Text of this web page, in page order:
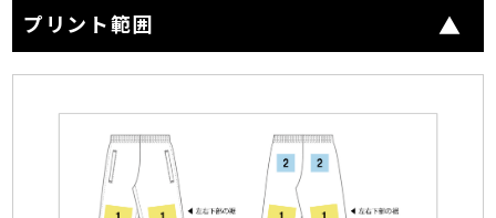
プリント範囲